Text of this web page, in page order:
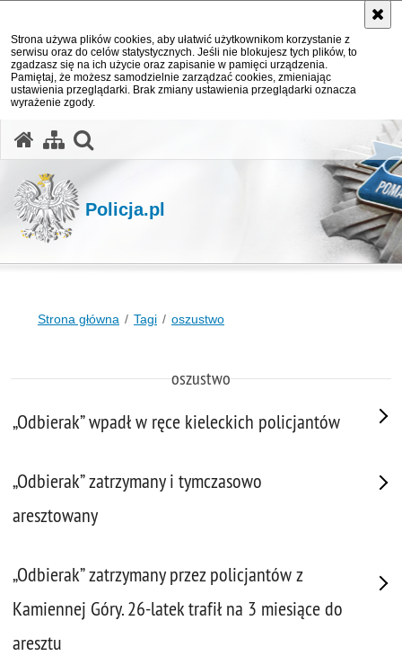
Strona używa plików cookies, aby ułatwić użytkownikom korzystanie z
serwisu oraz do celów statystycznych. Jeśli nie blokujesz tych plików, to
zgadzasz się na ich użycie oraz zapisanie w pamięci urządzenia.
Pamiętaj, że możesz samodzielnie zarządzać cookies, zmieniając
ustawienia przeglądarki. Brak zmiany ustawienia przeglądarki oznacza
wyrażenie zgody.
Policja.pl
Strona główna Tagi oszustwo
oszustwo
„Odbierak” wpadł w ręce kieleckich policjantów
„Odbierak” zatrzymany i tymczasowo
aresztowany
„Odbierak” zatrzymany przez policjantów z
Kamiennej Góry. 26-latek trafił na 3 miesiące do
aresztu